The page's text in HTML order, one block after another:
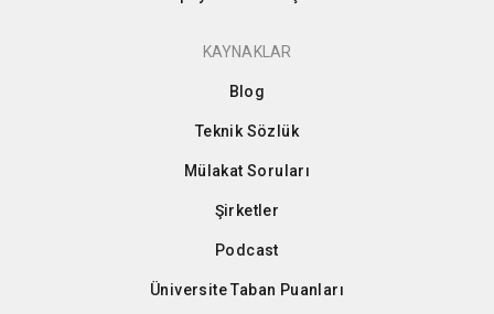
KAYNAKLAR
Blog
Teknik Sözlük
Mülakat Soruları
Şirketler
Podcast
Üniversite Taban Puanları